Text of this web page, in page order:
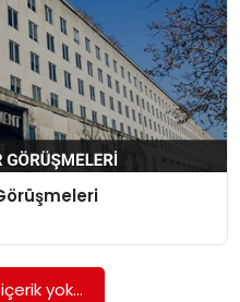
yok...